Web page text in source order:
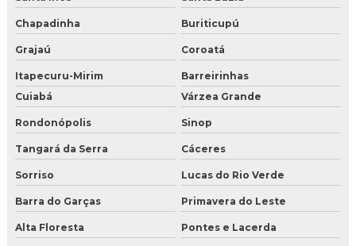
Chapadinha Buriticupú
Grajaú Coroatá
Itapecuru-Mirim
Barreirinhas
Cuiabá
Várzea Grande
Rondonópolis Sinop
Tangará da Serra Cáceres
Sorriso Lucas do Rio Verde
Barra do Garças Primavera do Leste
Alta Floresta Pontes e Lacerda